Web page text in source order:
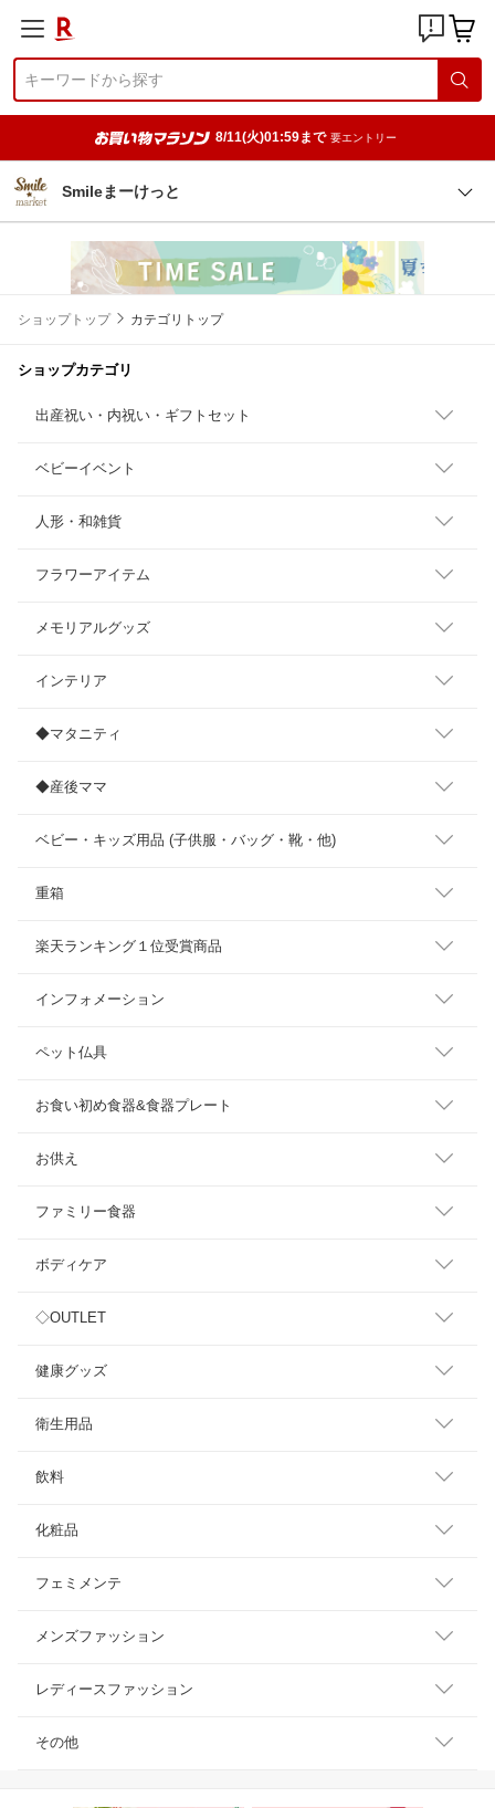
8/11(火)01:59まで 要エントリー
Smileまーけっと
ショップトップ カテゴリトップ
ショップカテゴリ
出産祝い・内祝い・ギフトセット
ベビーイベント
人形・和雑貨
フラワーアイテム
メモリアルグッズ
インテリア
◆マタニティ
◆産後ママ
ベビー・キッズ用品 (子供服・バッグ・靴・他)
重箱
楽天ランキング１位受賞商品
インフォメーション
ペット仏具
お食い初め食器&食器プレート
お供え
ファミリー食器
ボディケア
◇OUTLET
健康グッズ
衛生用品
飲料
化粧品
フェミメンテ
メンズファッション
レディースファッション
その他